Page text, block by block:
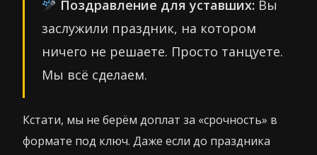
Поздравление для уставших: Вы
заслужили праздник, на котором
ничего не решаете. Просто танцуете.
Мы всё сделаем.
Кстати, мы не берём доплат за «срочность» в
формате под ключ. Даже если до праздника